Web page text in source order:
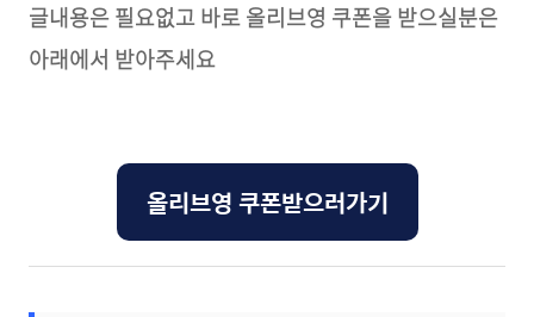
글내용은 필요없고 바로 올리브영 쿠폰을 받으실분은
아래에서 받아주세요
올리브영 쿠폰받으러가기